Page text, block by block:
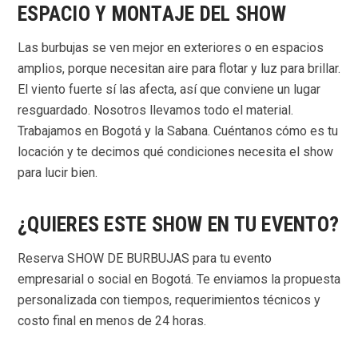
ESPACIO Y MONTAJE DEL SHOW
Las burbujas se ven mejor en exteriores o en espacios
amplios, porque necesitan aire para flotar y luz para brillar.
El viento fuerte sí las afecta, así que conviene un lugar
resguardado. Nosotros llevamos todo el material.
Trabajamos en Bogotá y la Sabana. Cuéntanos cómo es tu
locación y te decimos qué condiciones necesita el show
para lucir bien.
¿QUIERES ESTE SHOW EN TU EVENTO?
Reserva SHOW DE BURBUJAS para tu evento
empresarial o social en Bogotá. Te enviamos la propuesta
personalizada con tiempos, requerimientos técnicos y
costo final en menos de 24 horas.